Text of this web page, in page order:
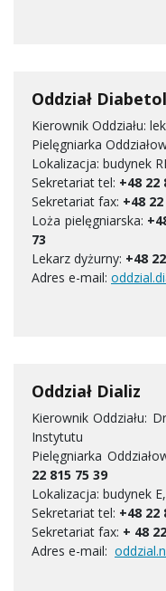
Oddział
Kierownik Oddziału:
Pielęgniarka
Lokalizacja: budynek
Sekretariat tel: +48 22
Sekretariat fax: +48
Loża pielęgniarska:
73
Lekarz dyżurny: +48
Adres e-mail:
Oddział Dializ
Kierownik Oddziału:
Instytutu
Pielęgniarka
22 815 75 39
Lokalizacja: budynek
Sekretariat tel: +48 22
Sekretariat fax: + 48
Adres e-mail: